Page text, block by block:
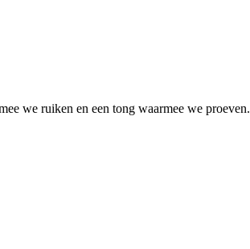
we ruiken en een tong waarmee we proeven.